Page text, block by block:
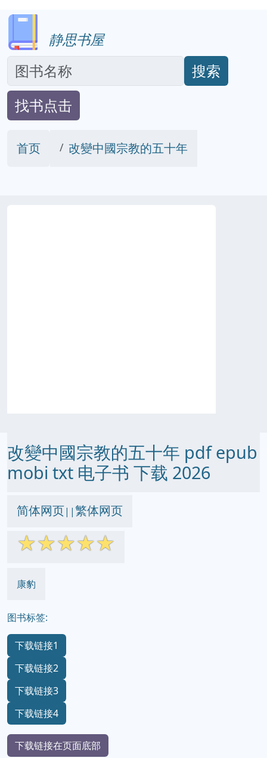
静思书屋
搜索
找书点击
首页 改變中國宗教的五十年
改變中國宗教的五十年 pdf epub
mobi txt 电子书 下载 2026
简体网页||繁体网页
☆☆☆☆☆
康豹
图书标签:
下载链接1
下载链接2
下载链接3
下载链接4
下载链接在页面底部